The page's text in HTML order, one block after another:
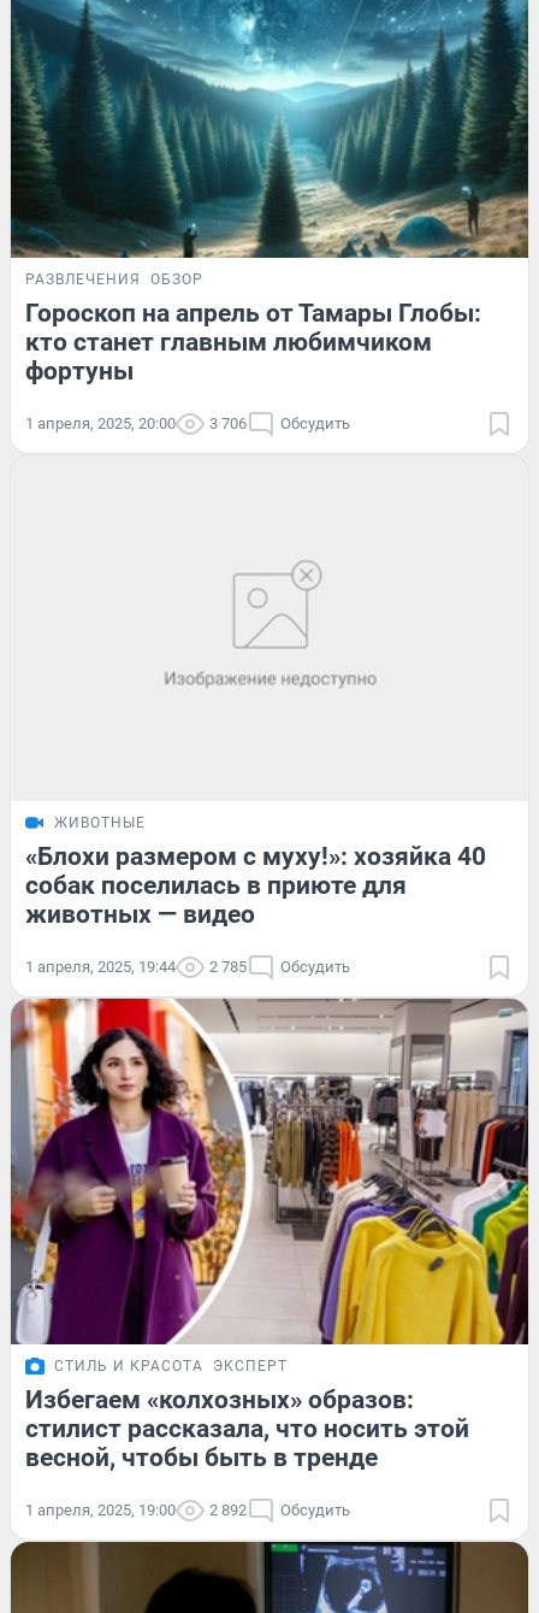
РАЗВЛЕЧЕНИЯ ОБЗОР
Гороскоп на апрель от Тамары Глобы:
кто станет главным любимчиком
фортуны
1 апреля, 2025, 20:00 3 706 Обсудить
ЖИВОТНЫЕ
«Блохи размером с муху!»: хозяйка 40
собак поселилась в приюте для
животных — видео
1 апреля, 2025, 19:44 2 785 Обсудить
СТИЛЬ И КРАСОТА ЭКСПЕРТ
Избегаем «колхозных» образов:
стилист рассказала, что носить этой
весной, чтобы быть в тренде
1 апреля, 2025, 19:00 2 892 Обсудить